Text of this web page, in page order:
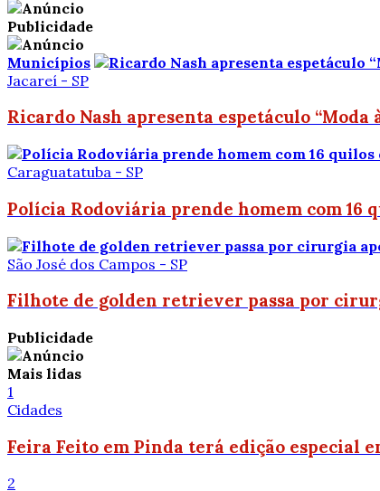
Publicidade
Municípios
Jacareí - SP
Ricardo Nash apresenta espetáculo
Caraguatatuba - SP
Polícia Rodoviária prende homem com 16
São José dos Campos - SP
Filhote de golden retriever passa por
Publicidade
Mais lidas
1
Cidades
Feira Feito em Pinda terá edição especial
2